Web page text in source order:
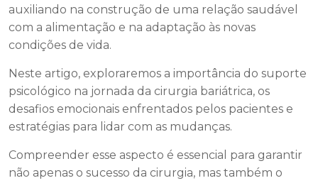
auxiliando na construção de uma relação saudável
com a alimentação e na adaptação às novas
condições de vida.
Neste artigo, exploraremos a importância do suporte
psicológico na jornada da cirurgia bariátrica, os
desafios emocionais enfrentados pelos pacientes e
estratégias para lidar com as mudanças.
Compreender esse aspecto é essencial para garantir
não apenas o sucesso da cirurgia, mas também o